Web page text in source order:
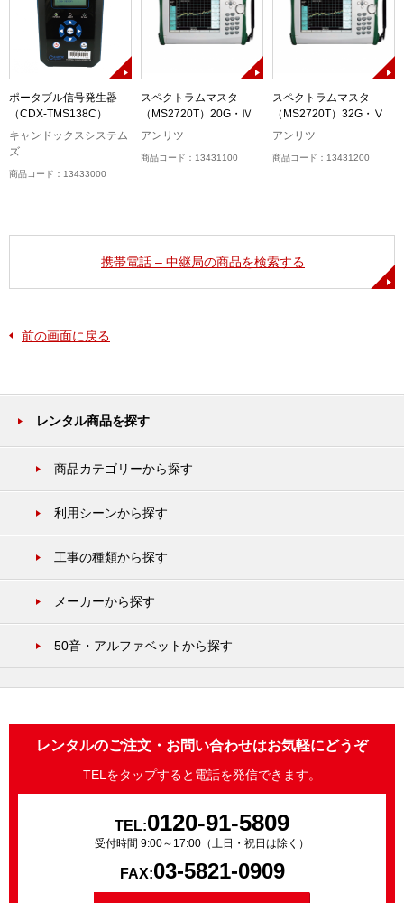
ポータブル信号発生器
（CDX-TMS138C）
キャンドックスシステム
ズ
商品コード：13433000
スペクトラムマスタ
（MS2720T）20G・Ⅳ
アンリツ
商品コード：13431100
スペクトラムマスタ
（MS2720T）32G・Ⅴ
アンリツ
商品コード：13431200
携帯電話 – 中継局の商品を検索する
前の画面に戻る
レンタル商品を探す
商品カテゴリーから探す
利用シーンから探す
工事の種類から探す
メーカーから探す
50音・アルファベットから探す
レンタルのご注文・お問い合わせはお気軽にどうぞ
TELをタップすると電話を発信できます。
TEL:0120-91-5809
受付時間 9:00～17:00（土日・祝日は除く）
FAX:03-5821-0909